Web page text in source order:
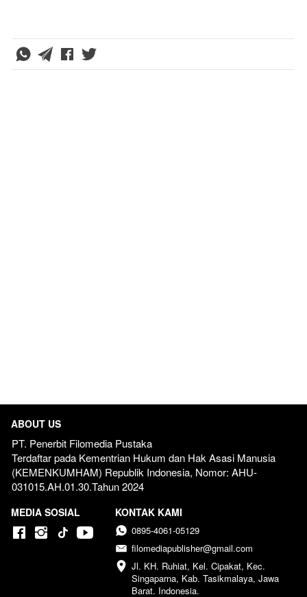
ABOUT US
PT. Penerbit Filomedia Pustaka
Terdaftar pada Kementrian Hukum dan Hak Asasi Manusia
(KEMENKUMHAM) Republik Indonesia, Nomor: AHU-
031015.AH.01.30.Tahun 2024
MEDIA SOSIAL KONTAK KAMI
0895-4061-05129
filomediapublisher@gmail.com
Jl. KH. Ruhiat, Kel. Cipakat, Kec.
Singaparna, Kab. Tasikmalaya, Jawa
Barat. Indonesia.